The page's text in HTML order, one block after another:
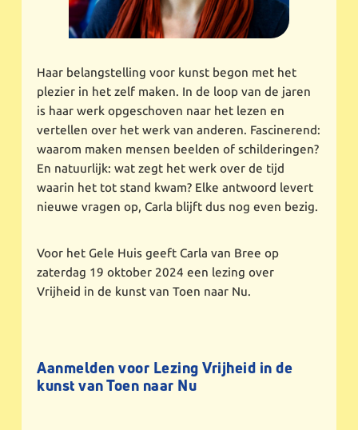
Haar belangstelling voor kunst begon met het
plezier in het zelf maken. In de loop van de jaren
is haar werk opgeschoven naar het lezen en
vertellen over het werk van anderen. Fascinerend:
waarom maken mensen beelden of schilderingen?
En natuurlijk: wat zegt het werk over de tijd
waarin het tot stand kwam? Elke antwoord levert
nieuwe vragen op, Carla blijft dus nog even bezig.
Voor het Gele Huis geeft Carla van Bree op
zaterdag 19 oktober 2024 een lezing over
Vrijheid in de kunst van Toen naar Nu.
Aanmelden voor Lezing Vrijheid in de
kunst van Toen naar Nu